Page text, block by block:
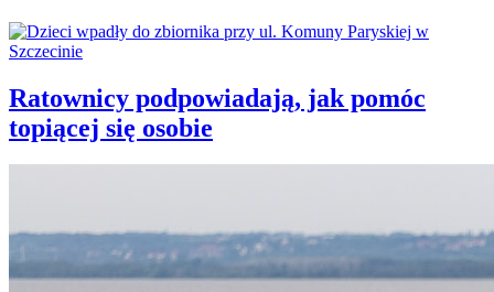
Ratownicy podpowiadają, jak pomóc
topiącej się osobie